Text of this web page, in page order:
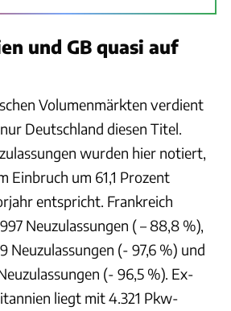
und GB quasi auf
Volumenmärkten verdient
Deutschland diesen Titel.
wurden hier notiert,
Einbruch um 61,1 Prozent
entspricht. Frankreich
Neuzulassungen ( – 88,8 %),
Neuzulassungen (- 97,6 %) und
(- 96,5 %). Ex-
liegt mit 4.321 Pkw-